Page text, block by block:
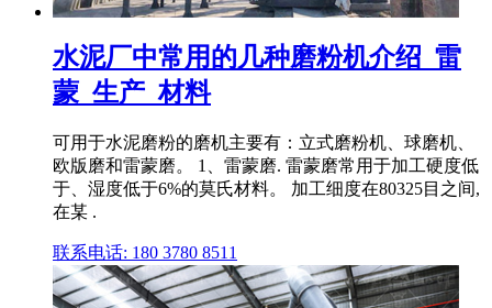
水泥厂中常用的几种磨粉机介绍_雷
蒙_生产_材料
可用于水泥磨粉的磨机主要有：立式磨粉机、球磨机、
欧版磨和雷蒙磨。 1、雷蒙磨. 雷蒙磨常用于加工硬度低
于、湿度低于6%的莫氏材料。 加工细度在80325目之间,
在某 .
联系电话: 180 3780 8511